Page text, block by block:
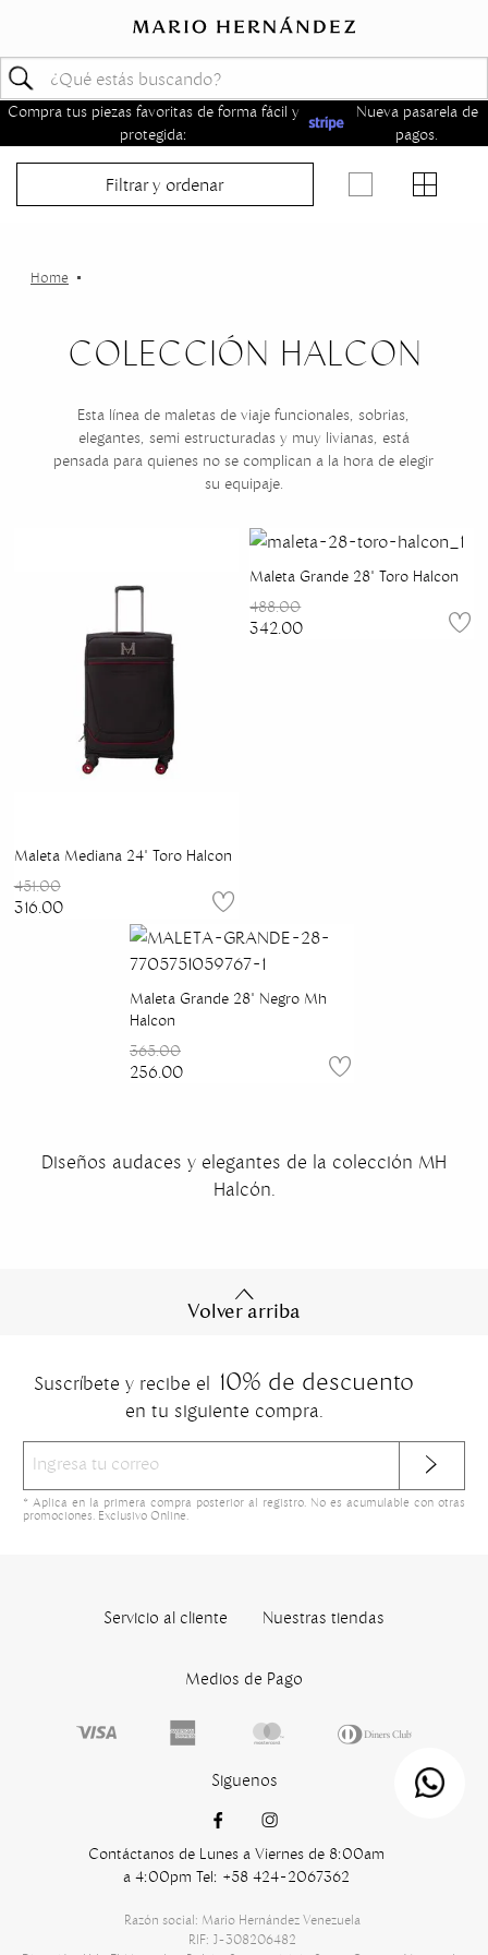
Compra tus piezas favoritas de forma fácil y
protegida:
Nueva pasarela de
pagos.
Filtrar y ordenar
COLECCIÓN HALCON
Esta línea de maletas de viaje funcionales, sobrias,
elegantes, semi estructuradas y muy livianas, está
pensada para quienes no se complican a la hora de elegir
su equipaje.
Maleta Mediana 24" Toro Halcon
451.00
316.00
Maleta Grande 28" Toro Halcon
488.00
342.00
Maleta Grande 28" Negro Mh
Halcon
365.00
256.00
Diseños audaces y elegantes de la colección MH
Halcón.
Volver arriba
Suscríbete y recibe el 10% de descuento
en tu siguiente compra.
* Aplica en la primera compra posterior al registro. No es acumulable con otras
promociones. Exclusivo Online.
Servicio al cliente Nuestras tiendas
Medios de Pago
Siguenos
Contáctanos de Lunes a Viernes de 8:00am
a 4:00pm Tel: +58 424-2067362
Razón social: Mario Hernández Venezuela
RIF: J-308206482